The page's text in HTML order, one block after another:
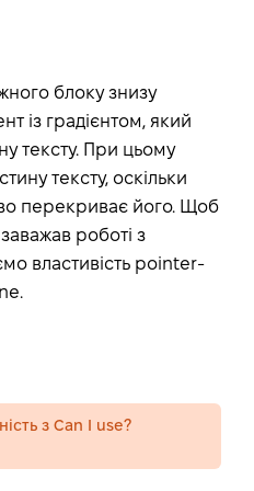
блоку знизу
із градієнтом, який
тексту. При цьому
тексту, оскільки
перекриває його. Щоб
роботі з
властивість pointer-
з Can I use?